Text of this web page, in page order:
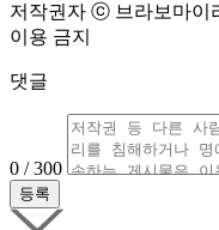
저작권자 ⓒ 브라보마이
이용 금지
댓글
0 / 300